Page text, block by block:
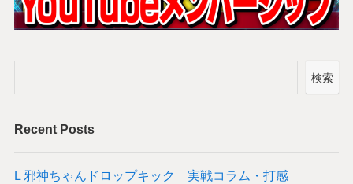
検索
Recent Posts
L 邪神ちゃんドロップキック 実戦コラム・打感